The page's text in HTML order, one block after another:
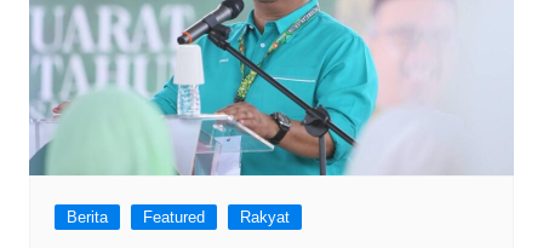
Berita Featured Rakyat